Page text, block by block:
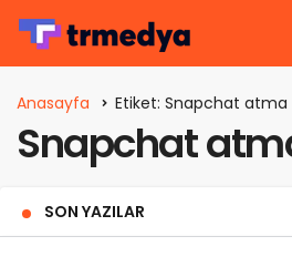
Anasayfa Etiket: Snapchat atma
Snapchat
SON YAZILAR